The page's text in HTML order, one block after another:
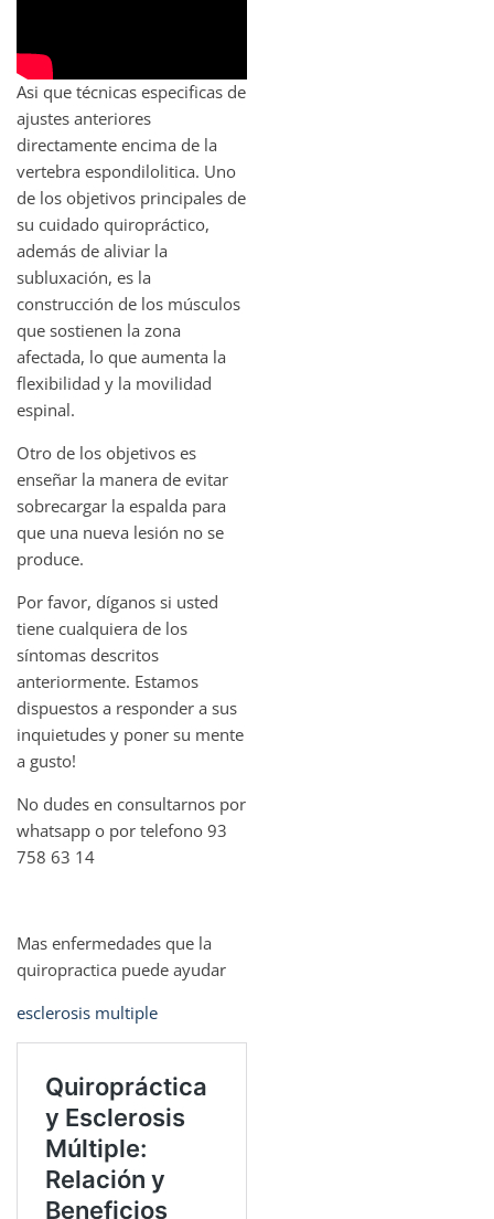
Asi que técnicas especificas de
ajustes anteriores
directamente encima de la
vertebra espondilolitica. Uno
de los objetivos principales de
su cuidado quiropráctico,
además de aliviar la
subluxación, es la
construcción de los músculos
que sostienen la zona
afectada, lo que aumenta la
flexibilidad y la movilidad
espinal.
Otro de los objetivos es
enseñar la manera de evitar
sobrecargar la espalda para
que una nueva lesión no se
produce.
Por favor, díganos si usted
tiene cualquiera de los
síntomas descritos
anteriormente. Estamos
dispuestos a responder a sus
inquietudes y poner su mente
a gusto!
No dudes en consultarnos por
whatsapp o por telefono 93
758 63 14
Mas enfermedades que la
quiropractica puede ayudar
esclerosis multiple